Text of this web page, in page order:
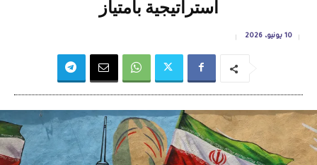
استراتيجية بامتياز
10 يونيو، 2026